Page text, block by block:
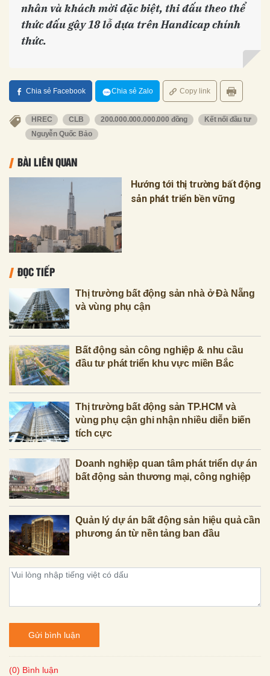
nhân và khách mời đặc biệt, thi đấu theo thể
thức đấu gậy 18 lỗ dựa trên Handicap chính
thức.
Chia sẻ Facebook Chia sẻ Zalo Copy link
HREC CLB 200.000.000.000.000 đồng
Kết nối đầu tư
Nguyễn Quốc Bảo
BÀI LIÊN QUAN
Hướng tới thị trường bất động
sản phát triển bền vững
ĐỌC TIẾP
Thị trường bất động sản nhà ở Đà Nẵng
và vùng phụ cận
Bất động sản công nghiệp & nhu cầu
đầu tư phát triển khu vực miền Bắc
Thị trường bất động sản TP.HCM và
vùng phụ cận ghi nhận nhiều diễn biến
tích cực
Doanh nghiệp quan tâm phát triển dự án
bất động sản thương mại, công nghiệp
Quản lý dự án bất động sản hiệu quả cần
phương án từ nền tảng ban đầu
Gửi bình luận
(0) Bình luận